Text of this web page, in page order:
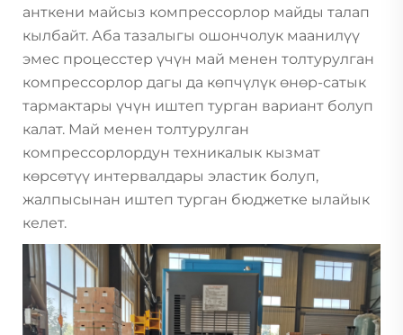
анткени майсыз компрессорлор майды талап
кылбайт. Аба тазалыгы ошончолук маанилүү
эмес процесстер үчүн май менен толтурулган
компрессорлор дагы да көпчүлүк өнөр-сатык
тармактары үчүн иштеп турган вариант болуп
калат. Май менен толтурулган
компрессорлордун техникалык кызмат
көрсөтүү интервалдары эластик болуп,
жалпысынан иштеп турган бюджетке ылайык
келет.